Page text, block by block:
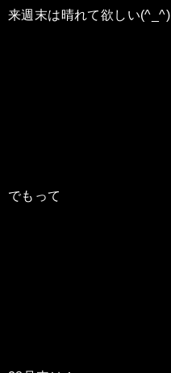
来週末は晴れて欲しい(^_^)
でもって